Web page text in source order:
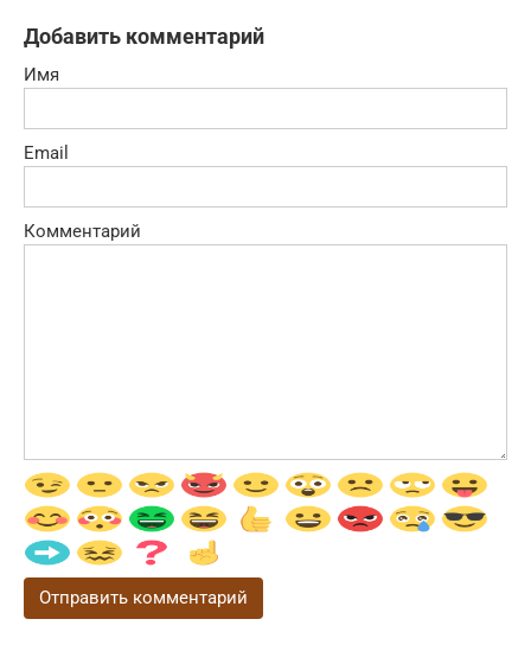
Добавить комментарий
Имя
Email
Комментарий